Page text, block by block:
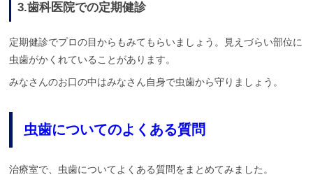
3.歯科医院での定期健診
定期健診でプロの目からもみてもらいましょう。見えづらい部位に
虫歯がかくれていることがあります。
みなさんのお口の中はみなさん自身で虫歯から守りましょう。
虫歯についてのよくある質問
治療室で、虫歯についてよくある質問をまとめてみました。